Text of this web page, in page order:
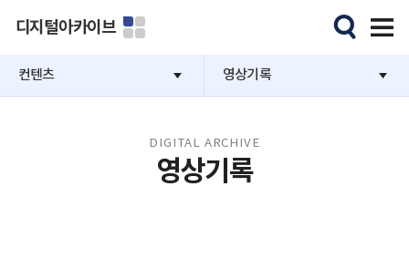
디지털아카이브
컨텐츠 영상기록
DIGITAL ARCHIVE
영상기록